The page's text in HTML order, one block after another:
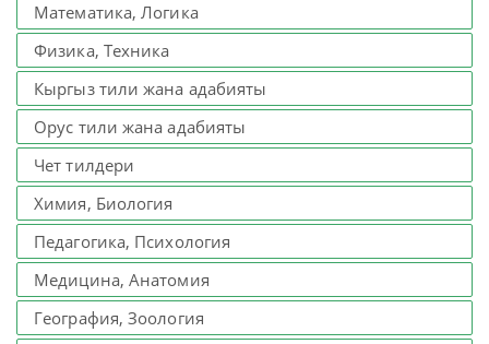
Математика, Логика
Физика, Техника
Кыргыз тили жана адабияты
Орус тили жана адабияты
Чет тилдери
Химия, Биология
Педагогика, Психология
Медицина, Анатомия
География, Зоология